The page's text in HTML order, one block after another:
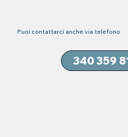
Puoi contattarci anche via telefono